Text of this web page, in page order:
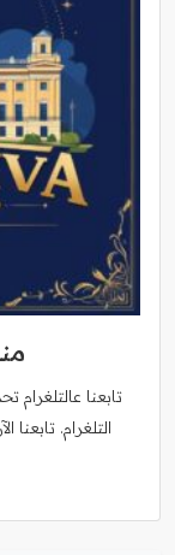
تابعنا عالتلغرام
التلغرام. تابعنا